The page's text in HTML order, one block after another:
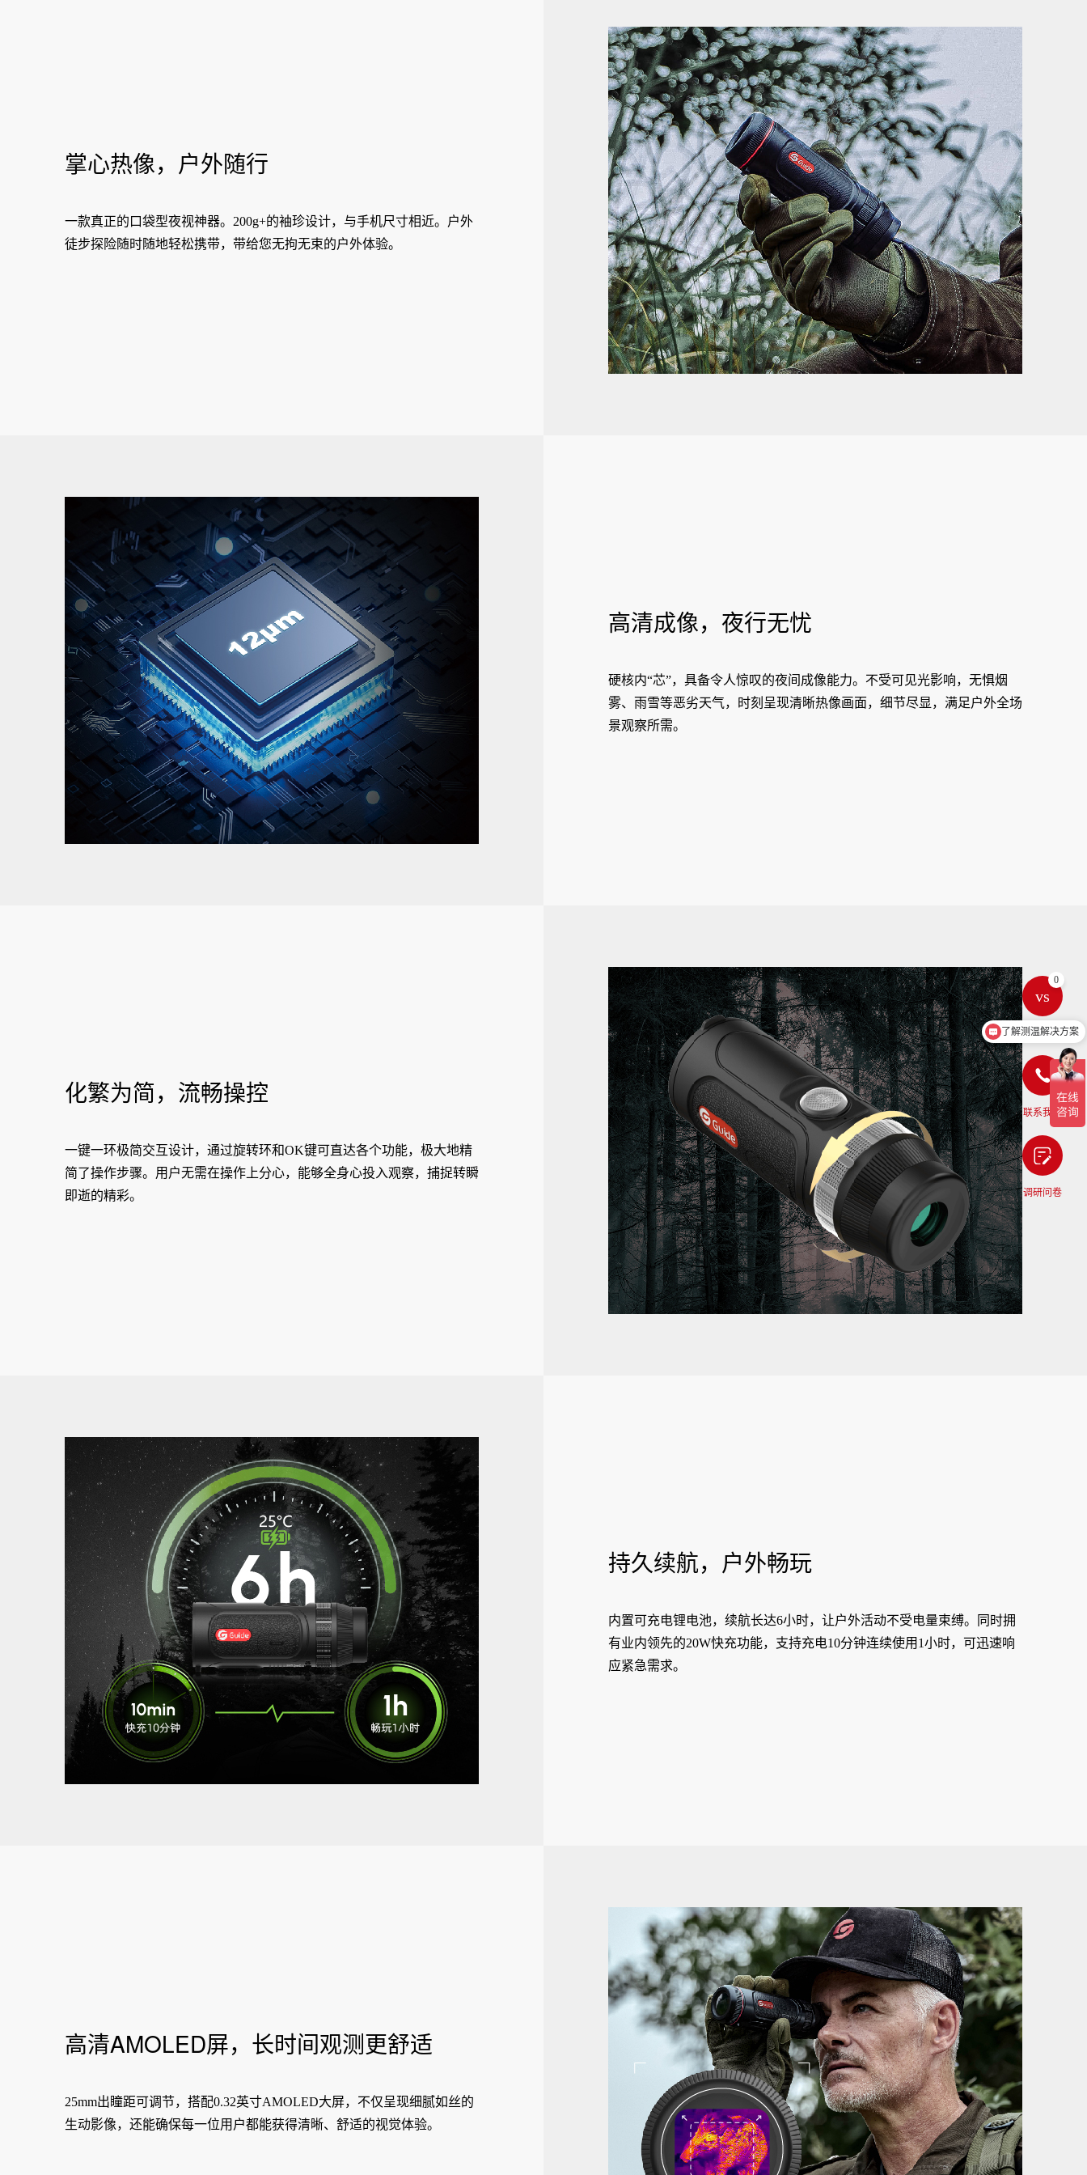
掌心热像，户外随行
一款真正的口袋型夜视神器。200g+的袖珍设计，与手机尺寸相近。户外
徒步探险随时随地轻松携带，带给您无拘无束的户外体验。
高清成像，夜行无忧
硬核内“芯”，具备令人惊叹的夜间成像能力。不受可见光影响，无惧烟
雾、雨雪等恶劣天气，时刻呈现清晰热像画面，细节尽显，满足户外全场
景观察所需。
化繁为简，流畅操控
一键一环极简交互设计，通过旋转环和OK键可直达各个功能，极大地精
简了操作步骤。用户无需在操作上分心，能够全身心投入观察，捕捉转瞬
即逝的精彩。
持久续航，户外畅玩
内置可充电锂电池，续航长达6小时，让户外活动不受电量束缚。同时拥
有业内领先的20W快充功能，支持充电10分钟连续使用1小时，可迅速响
应紧急需求。
高清AMOLED屏，长时间观测更舒适
25mm出瞳距可调节，搭配0.32英寸AMOLED大屏，不仅呈现细腻如丝的
生动影像，还能确保每一位用户都能获得清晰、舒适的视觉体验。
vs
0
对比
联系我们
调研问卷
咨询产品报价